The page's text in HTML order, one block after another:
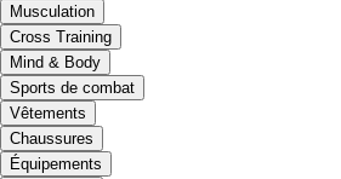
Musculation
Cross Training
Mind & Body
Sports de combat
Vêtements
Chaussures
Équipements